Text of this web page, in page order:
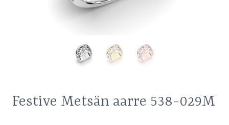
Festive Metsän aarre 538-029M